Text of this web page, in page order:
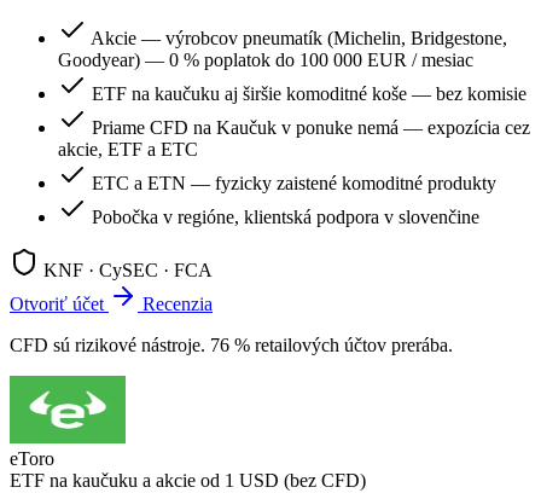
Akcie — výrobcov pneumatík (Michelin, Bridgestone,
Goodyear) — 0 % poplatok do 100 000 EUR / mesiac
ETF na kaučuku aj širšie komoditné koše — bez komisie
Priame CFD na Kaučuk v ponuke nemá — expozícia cez
akcie, ETF a ETC
ETC a ETN — fyzicky zaistené komoditné produkty
Pobočka v regióne, klientská podpora v slovenčine
KNF · CySEC · FCA
Otvoriť účet
Recenzia
CFD sú rizikové nástroje. 76 % retailových účtov prerába.
eToro
ETF na kaučuku a akcie od 1 USD (bez CFD)